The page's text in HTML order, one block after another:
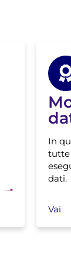
In
tutte
dati.
Vai